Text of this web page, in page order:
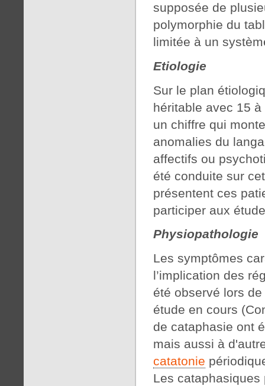
supposée de
polymorphie du
limitée à un
Etiologie
Sur le plan
héritable avec 15
un chiffre qui
anomalies du
affectifs ou
été conduite sur
présentent ces
participer aux
Physiopathologie
Les symptômes
l’implication des
été observé lors de
étude en cours
de cataphasie ont
mais aussi à
catatonie
Les cataphasiques